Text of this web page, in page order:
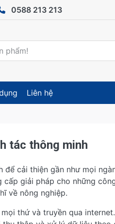
0588 213 213
Liên hệ
tác thông minh
để cải thiện gần như mọi
cấp giải pháp cho những
về nông nghiệp.
thứ và truyền qua